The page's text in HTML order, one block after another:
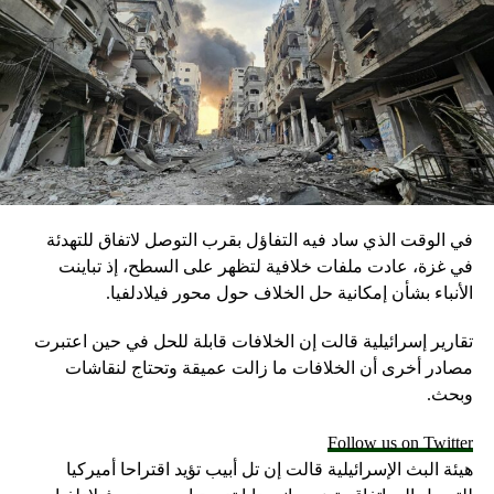
في الوقت الذي ساد فيه التفاؤل بقرب التوصل لاتفاق للتهدئة
في غزة، عادت ملفات خلافية لتظهر على السطح، إذ تباينت
الأنباء بشأن إمكانية حل الخلاف حول محور فيلادلفيا.
تقارير إسرائيلية قالت إن الخلافات قابلة للحل في حين اعتبرت
مصادر أخرى أن الخلافات ما زالت عميقة وتحتاج لنقاشات
وبحث.
Follow us on Twitter
هيئة البث الإسرائيلية قالت إن تل أبيب تؤيد اقتراحا أميركيا